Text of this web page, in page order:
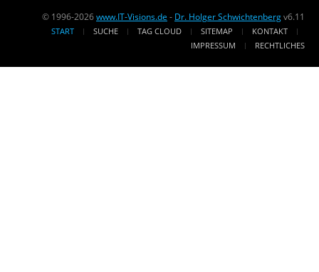
© 1996-2026www.IT-Visions.de - Dr. Holger Schwichtenbergv6.11
START SUCHE TAG CLOUD SITEMAP
KONTAKT
IMPRESSUM
RECHTLICHES